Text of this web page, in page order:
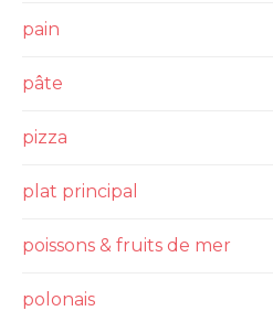
pain
pâte
pizza
plat principal
poissons & fruits de mer
polonais